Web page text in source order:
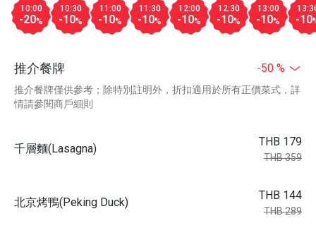
10:00
-20%
10:30
-10%
11:00
-10%
11:30
-10%
12:00
-10%
12:30
-10%
13:00
-10% -10
推介餐牌 -50 %
推介餐牌僅供參考；除特別註明外，折扣適用於所有正價菜式，詳
情請參閱商戶細則
千層麵(Lasagna)
THB 179
THB 359
北京烤鴨(Peking Duck)
THB 144
THB 289